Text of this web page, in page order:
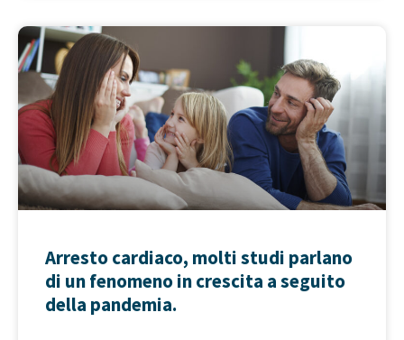
Arresto cardiaco, molti studi parlano
di un fenomeno in crescita a seguito
della pandemia.